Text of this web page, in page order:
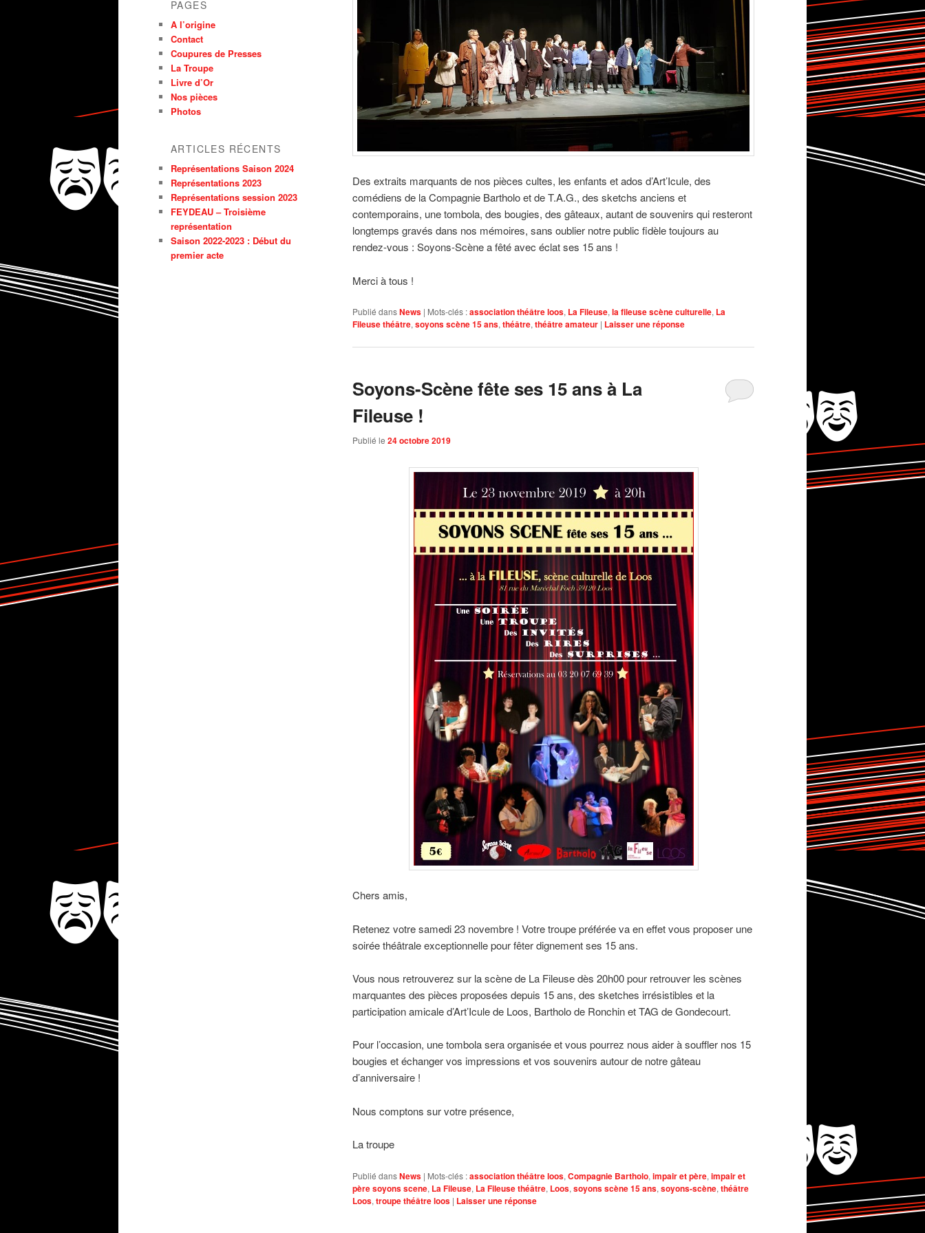
Des extraits marquants de nos pièces cultes, les enfants et ados d’Art’Icule, des
comédiens de la Compagnie Bartholo et de T.A.G., des sketchs anciens et
contemporains, une tombola, des bougies, des gâteaux, autant de souvenirs qui resteront
longtemps gravés dans nos mémoires, sans oublier notre public fidèle toujours au
rendez-vous : Soyons-Scène a fêté avec éclat ses 15 ans !
Merci à tous !
Publié dansNews | Mots-clés :association théâtre loos, La Fileuse, la fileuse scène culturelle, La
Fileuse théâtre, soyons scène 15 ans, théâtre, théâtre amateur | Laisser une réponse
Soyons-Scène fête ses 15 ans à La
Fileuse !
Publié le 24 octobre 2019
Chers amis,
Retenez votre samedi 23 novembre ! Votre troupe préférée va en effet vous proposer une
soirée théâtrale exceptionnelle pour fêter dignement ses 15 ans.
Vous nous retrouverez sur la scène de La Fileuse dès 20h00 pour retrouver les scènes
marquantes des pièces proposées depuis 15 ans, des sketches irrésistibles et la
participation amicale d’Art’Icule de Loos, Bartholo de Ronchin et TAG de Gondecourt.
Pour l’occasion, une tombola sera organisée et vous pourrez nous aider à souffler nos 15
bougies et échanger vos impressions et vos souvenirs autour de notre gâteau
d’anniversaire !
Nous comptons sur votre présence,
La troupe
Publié dansNews | Mots-clés :association théâtre loos, Compagnie Bartholo, impair et père, impair et
père soyons scene, La Fileuse, La Fileuse théâtre, Loos, soyons scène 15 ans, soyons-scène, théâtre
Loos, troupe théâtre loos | Laisser une réponse
PAGES
A l’origine
Contact
Coupures de Presses
La Troupe
Livre d’Or
Nos pièces
Photos
ARTICLES RÉCENTS
Représentations Saison 2024
Représentations 2023
Représentations session 2023
FEYDEAU – Troisième
représentation
Saison 2022-2023 : Début du
premier acte